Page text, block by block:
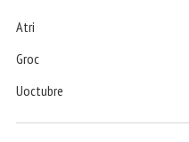
Atri
Groc
Uoctubre